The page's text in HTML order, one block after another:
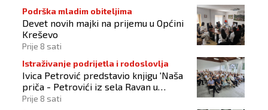
Podrška mladim obiteljima
Devet novih majki na prijemu u Općini
Kreševo
Prije 8 sati
Istraživanje podrijetla i rodoslovlja
Ivica Petrović predstavio knjigu 'Naša
priča - Petrovići iz sela Ravan u
Busovači'
Prije 8 sati